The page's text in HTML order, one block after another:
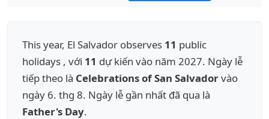
This year, El Salvador observes 11 public
holidays , với 11 dự kiến vào năm 2027. Ngày lễ
tiếp theo là Celebrations of San Salvadorvào
ngày 6. thg 8. Ngày lễ gần nhất đã qua là
Father's Day.